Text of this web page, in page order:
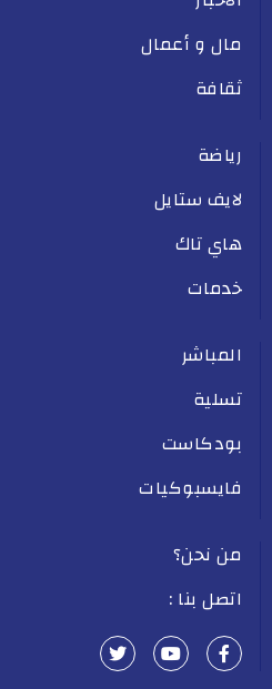
مال و أعمال
ثقافة
رياضة
لايف ستايل
هاي تاك
خدمات
المباشر
تسلية
بودكاست
فايسبوكيات
من نحن؟
اتصل بنا :